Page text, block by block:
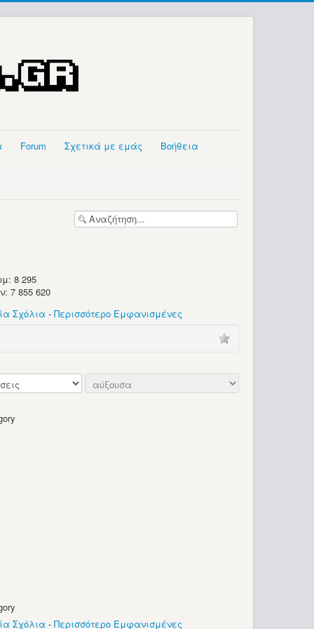
Forum Σχετικά με εμάς Βοήθεια
8 295
7 855 620
Σχόλια - Περισσότερο Εμφανισμένες
Σχόλια - Περισσότερο Εμφανισμένες